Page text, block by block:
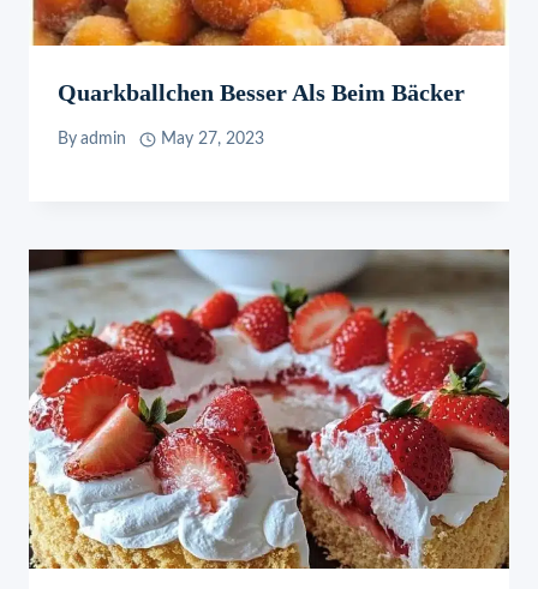
Quarkballchen Besser Als Beim Bäcker
By admin May 27, 2023